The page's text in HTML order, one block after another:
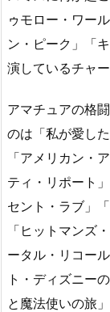
ゥモロー・ワー
ン・ピーク」「
演しているチャ
アマチュアの格
のは「私が愛し
「アメリカン・
ティ・リポート
セント・ラブ」
「ヒットマンズ
ータル・リコー
ト・ディズニー
と魔法使いの旅